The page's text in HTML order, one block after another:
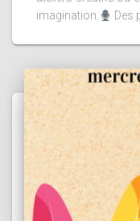
imagination.
Des